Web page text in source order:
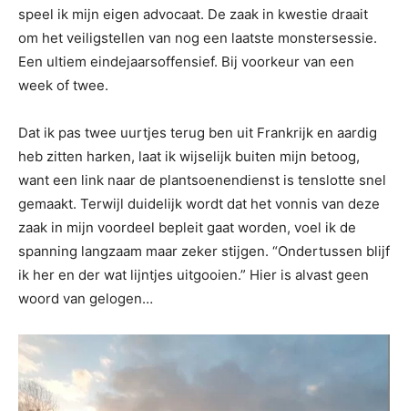
speel ik mijn eigen advocaat. De zaak in kwestie draait
om het veiligstellen van nog een laatste monstersessie.
Een ultiem eindejaarsoffensief. Bij voorkeur van een
week of twee.
Dat ik pas twee uurtjes terug ben uit Frankrijk en aardig
heb zitten harken, laat ik wijselijk buiten mijn betoog,
want een link naar de plantsoenendienst is tenslotte snel
gemaakt. Terwijl duidelijk wordt dat het vonnis van deze
zaak in mijn voordeel bepleit gaat worden, voel ik de
spanning langzaam maar zeker stijgen. “Ondertussen blijf
ik her en der wat lijntjes uitgooien.” Hier is alvast geen
woord van gelogen…